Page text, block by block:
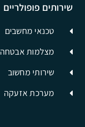
שירותים פופולריים
טכנאי מחשבים
מצלמות אבטחה
שירותי מחשוב
מערכת אזעקה